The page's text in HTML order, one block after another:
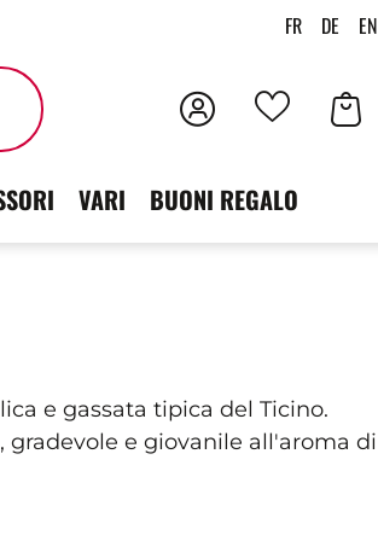
FR DE EN
VARI BUONI REGALO
Accedi
tuoi
preferiti
e gassata tipica del Ticino.
gradevole e giovanile all'aroma di